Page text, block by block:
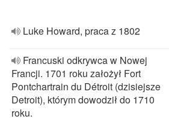
Luke Howard, praca z 1802
Francuski odkrywca w Nowej
Francji. 1701 roku założył Fort
Pontchartrain du Détroit (dzisiejsze
Detroit), którym dowodził do 1710
roku.